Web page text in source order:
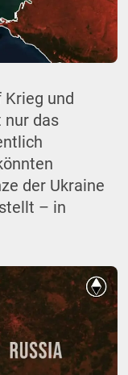
und
nur das
der Ukraine
– in